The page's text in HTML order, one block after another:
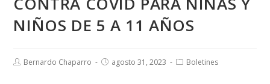
NIÑOS DE 5 A 11 AÑOS
Bernardo Chaparro agosto 31, 2023 Boletines